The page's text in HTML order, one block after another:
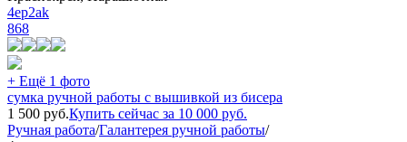
4ep2ak
868
+ Ещё 1 фото
сумка ручной работы с вышивкой из бисера
1 500 руб.Купить сейчас за 10 000 руб.
Ручная работа/Галантерея ручной работы/